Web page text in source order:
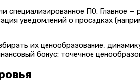
ПО. Главное —
уведомлений о просадках
их ценообразование,
бонус: точечное